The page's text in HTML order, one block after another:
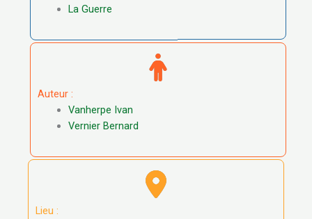
La Guerre
Auteur :
Vanherpe Ivan
Vernier Bernard
Lieu :